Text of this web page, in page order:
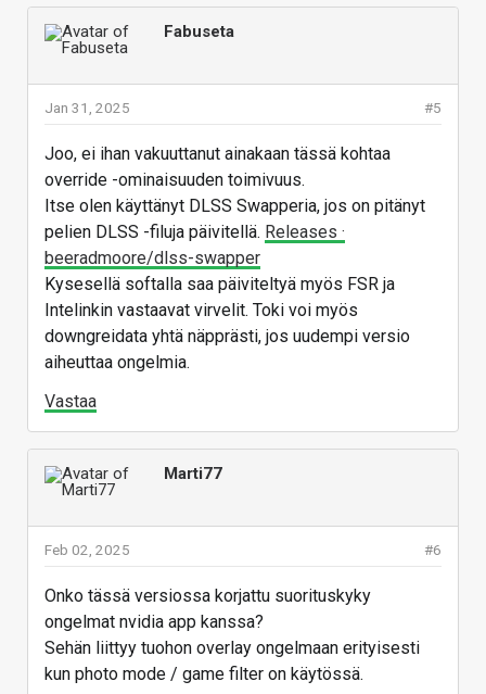
Fabuseta
#5
Jan 31, 2025
Joo, ei ihan vakuuttanut ainakaan tässä kohtaa
override -ominaisuuden toimivuus.
Itse olen käyttänyt DLSS Swapperia, jos on pitänyt
pelien DLSS -filuja päivitellä. Releases ·
beeradmoore/dlss-swapper
Kysesellä softalla saa päiviteltyä myös FSR ja
Intelinkin vastaavat virvelit. Toki voi myös
downgreidata yhtä näpprästi, jos uudempi versio
aiheuttaa ongelmia.
Vastaa
Marti77
#6
Feb 02, 2025
Onko tässä versiossa korjattu suorituskyky
ongelmat nvidia app kanssa?
Sehän liittyy tuohon overlay ongelmaan erityisesti
kun photo mode / game filter on käytössä.